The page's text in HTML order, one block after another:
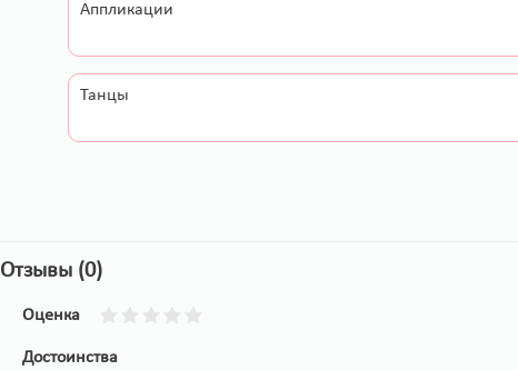
Аппликации
Танцы
Отзывы (0)
Оценка
Достоинства